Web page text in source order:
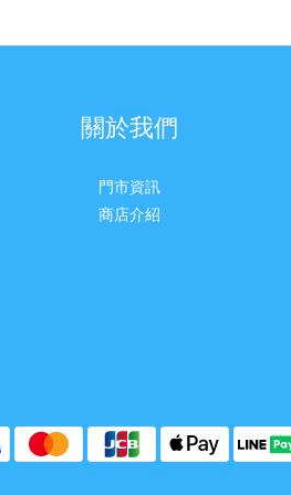
關於我們
門市資訊
商店介紹